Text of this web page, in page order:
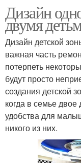
Дизайн
двумя
Дизайн детской
важная часть
потерпеть
будут просто
создания детской
когда в семье
удобства для
никого из них.